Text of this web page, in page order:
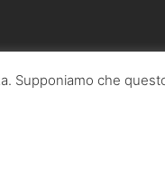
Supponiamo che